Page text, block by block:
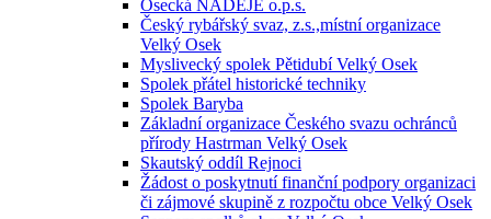
Osecká NADĚJE o.p.s.
Český rybářský svaz, z.s.,místní organizace
Velký Osek
Myslivecký spolek Pětidubí Velký Osek
Spolek přátel historické techniky
Spolek Baryba
Základní organizace Českého svazu ochránců
přírody Hastrman Velký Osek
Skautský oddíl Rejnoci
Žádost o poskytnutí finanční podpory organizaci
či zájmové skupině z rozpočtu obce Velký Osek